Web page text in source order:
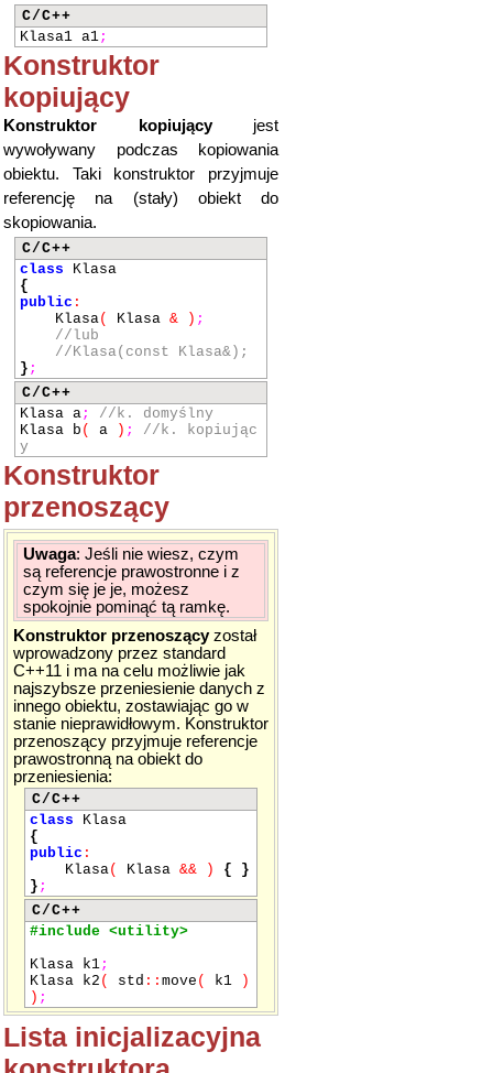
C/C++
Klasa1 a1;
Konstruktor
kopiujący
Konstruktor kopiującyjest
wywoływany podczas kopiowania
obiektu. Taki konstruktor przyjmuje
referencję na (stały) obiekt do
skopiowania.
C/C++
class Klasa
{
public :
Klasa( Klasa & ) ;
//lub
//Klasa(const Klasa&);
} ;
C/C++
Klasa a;
//k. domyślny
Klasa b ( a ) ;
//k. kopiując
y
Konstruktor
przenoszący
Uwaga: Jeśli nie wiesz, czym
są referencje prawostronne i z
czym się je je, możesz
spokojnie pominąć tą ramkę.
Konstruktor przenoszącyzostał
wprowadzony przez standard
C++11 i ma na celu możliwie jak
najszybsze przeniesienie danych z
innego obiektu, zostawiając go w
stanie nieprawidłowym. Konstruktor
przenoszący przyjmuje referencje
prawostronną na obiekt do
przeniesienia:
C/C++
class Klasa
{
public :
Klasa( Klasa && ) {
}
} ;
C/C++
#include <utility>
Klasa k1;
Klasa k2 ( std :: move ( k1
)
) ;
Lista inicjalizacyjna